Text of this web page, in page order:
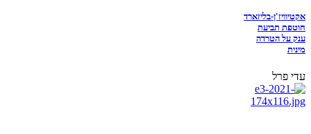
אקטיוויז'ן-בליזארד
חוטפת תביעת
ענק על הטרדה
מינית
עדי פרל